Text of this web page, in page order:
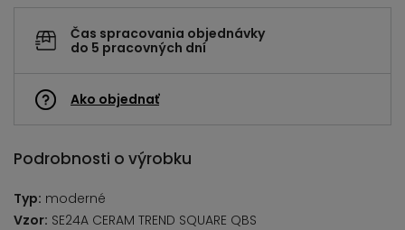
Čas spracovania objednávky
do 5 pracovných dní
Ako objednať
Podrobnosti o výrobku
Typ: moderné
Vzor: SE24A CERAM TREND SQUARE QBS